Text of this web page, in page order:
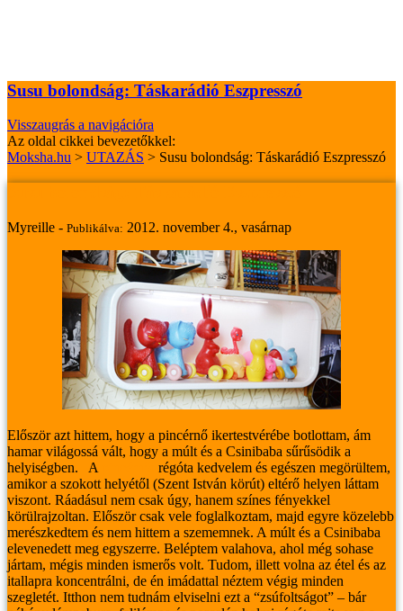
Susu bolondság: Táskarádió Eszpresszó
Visszaugrás a navigációra
Az oldal cikkei bevezetőkkel:
Moksha.hu > UTAZÁS > Susu bolondság: Táskarádió Eszpresszó
Myreille - Publikálva: 2012. november 4., vasárnap
Először azt hittem, hogy a pincérnő ikertestvérébe botlottam, ám
hamar világossá vált, hogy a múlt és a Csinibaba sűrűsödik a
helyiségben.
A
régóta kedvelem és egészen megörültem,
amikor a szokott helyétől (Szent István körút) eltérő helyen láttam
viszont. Ráadásul nem csak úgy, hanem színes fényekkel
körülrajzoltan. Először csak vele foglalkoztam, majd egyre közelebb
merészkedtem és nem hittem a szememnek. A múlt és a Csinibaba
elevenedett meg egyszerre. Beléptem valahova, ahol még sohase
jártam, mégis minden ismerős volt. Tudom, illett volna az étel és az
itallapra koncentrálni, de én imádattal néztem végig minden
szegletét. Itthon nem tudnám elviselni ezt a “zsúfoltságot” – bár